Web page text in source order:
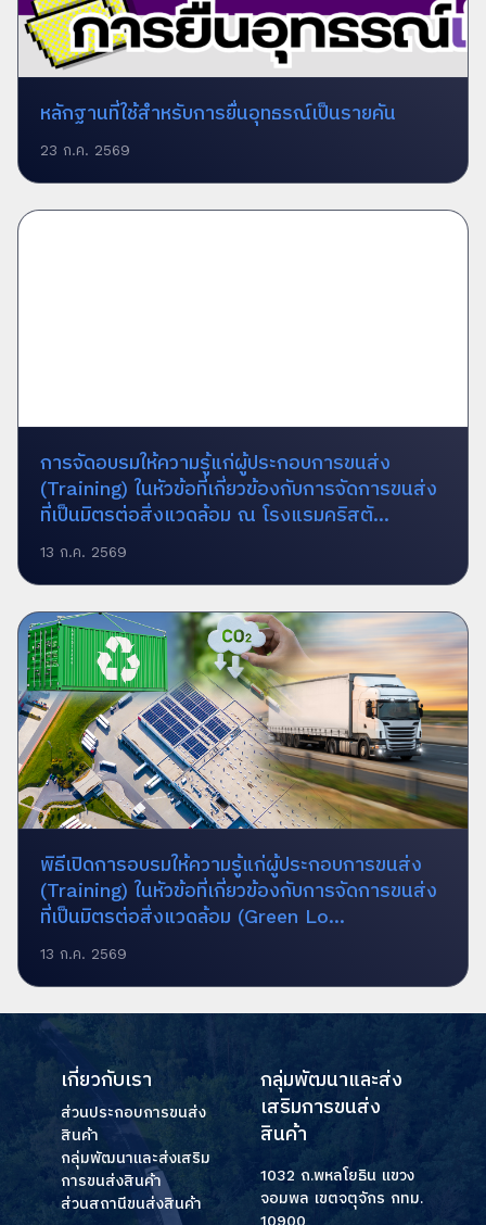
หลักฐานที่ใช้สำหรับการยื่นอุทธรณ์เป็นรายคัน
23 ก.ค. 2569
การจัดอบรมให้ความรู้แก่ผู้ประกอบการขนส่ง
(Training) ในหัวข้อที่เกี่ยวข้องกับการจัดการขนส่ง
ที่เป็นมิตรต่อสิ่งแวดล้อม ณ โรงแรมคริสตั...
13 ก.ค. 2569
พิธีเปิดการอบรมให้ความรู้แก่ผู้ประกอบการขนส่ง
(Training) ในหัวข้อที่เกี่ยวข้องกับการจัดการขนส่ง
ที่เป็นมิตรต่อสิ่งแวดล้อม (Green Lo...
13 ก.ค. 2569
เกี่ยวกับเรา
ส่วนประกอบการขนส่ง
สินค้า
กลุ่มพัฒนาและส่งเสริม
การขนส่งสินค้า
ส่วนสถานีขนส่งสินค้า
กลุ่มพัฒนาและส่ง
เสริมการขนส่ง
สินค้า
1032 ถ.พหลโยธิน แขวง
จอมพล เขตจตุจักร กทม.
10900